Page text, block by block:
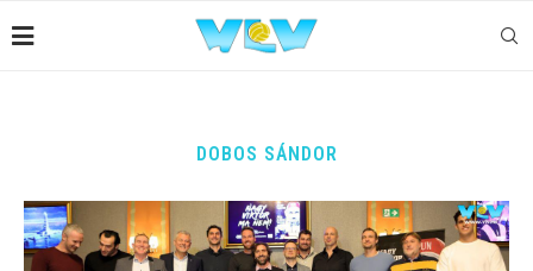
DOBOS SÁNDOR